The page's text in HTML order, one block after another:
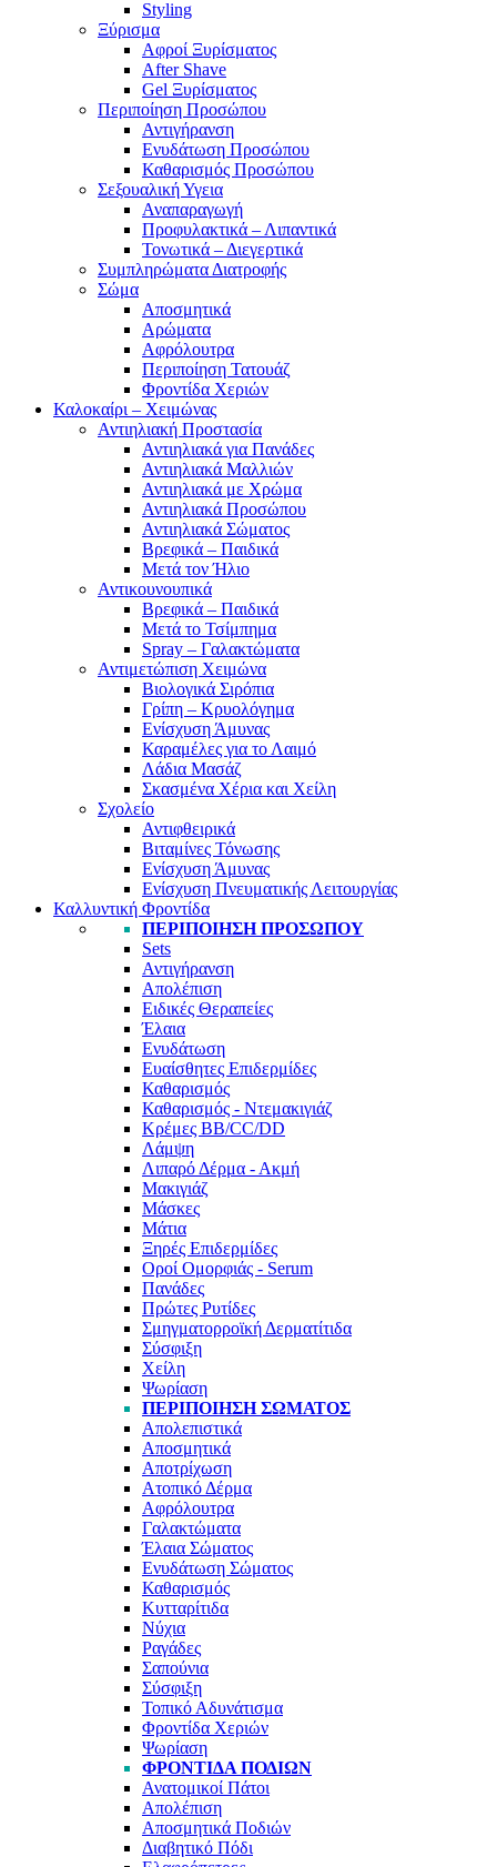
Styling
Ξύρισμα
Αφροί Ξυρίσματος
After Shave
Gel Ξυρίσματος
Περιποίηση Προσώπου
Αντιγήρανση
Ενυδάτωση Προσώπου
Καθαρισμός Προσώπου
Σεξουαλική Υγεια
Αναπαραγωγή
Προφυλακτικά – Λιπαντικά
Τονωτικά – Διεγερτικά
Συμπληρώματα Διατροφής
Σώμα
Αποσμητικά
Αρώματα
Αφρόλουτρα
Περιποίηση Τατουάζ
Φροντίδα Χεριών
Καλοκαίρι – Χειμώνας
Αντιηλιακή Προστασία
Αντιηλιακά για Πανάδες
Αντιηλιακά Μαλλιών
Αντιηλιακά με Χρώμα
Αντιηλιακά Προσώπου
Αντιηλιακά Σώματος
Βρεφικά – Παιδικά
Μετά τον Ήλιο
Αντικουνουπικά
Βρεφικά – Παιδικά
Μετά το Τσίμπημα
Spray – Γαλακτώματα
Αντιμετώπιση Χειμώνα
Βιολογικά Σιρόπια
Γρίπη – Κρυολόγημα
Ενίσχυση Άμυνας
Καραμέλες για το Λαιμό
Λάδια Μασάζ
Σκασμένα Χέρια και Χείλη
Σχολείο
Αντιφθειρικά
Βιταμίνες Τόνωσης
Ενίσχυση Άμυνας
Ενίσχυση Πνευματικής Λειτουργίας
Καλλυντική Φροντίδα
ΠΕΡΙΠΟΊΗΣΗ ΠΡΟΣΏΠΟΥ
Sets
Αντιγήρανση
Απολέπιση
Ειδικές Θεραπείες
Έλαια
Ενυδάτωση
Ευαίσθητες Επιδερμίδες
Καθαρισμός
Καθαρισμός - Ντεμακιγιάζ
Κρέμες BB/CC/DD
Λάμψη
Λιπαρό Δέρμα - Ακμή
Μακιγιάζ
Μάσκες
Μάτια
Ξηρές Επιδερμίδες
Οροί Ομορφιάς - Serum
Πανάδες
Πρώτες Ρυτίδες
Σμηγματορροϊκή Δερματίτιδα
Σύσφιξη
Χείλη
Ψωρίαση
ΠΕΡΙΠΟΊΗΣΗ ΣΏΜΑΤΟΣ
Απολεπιστικά
Αποσμητικά
Αποτρίχωση
Ατοπικό Δέρμα
Αφρόλουτρα
Γαλακτώματα
Έλαια Σώματος
Ενυδάτωση Σώματος
Καθαρισμός
Κυτταρίτιδα
Νύχια
Ραγάδες
Σαπούνια
Σύσφιξη
Τοπικό Αδυνάτισμα
Φροντίδα Χεριών
Ψωρίαση
ΦΡΟΝΤΊΔΑ ΠΟΔΙΏΝ
Ανατομικοί Πάτοι
Απολέπιση
Αποσμητικά Ποδιών
Διαβητικό Πόδι